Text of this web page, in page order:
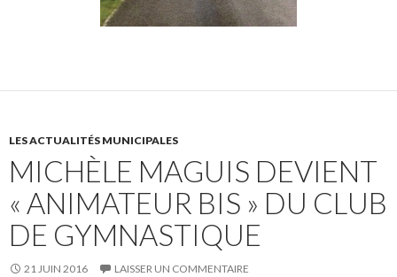
LES ACTUALITÉS MUNICIPALES
MICHÈLE MAGUIS DEVIENT
« ANIMATEUR BIS » DU CLUB
DE GYMNASTIQUE
21 JUIN 2016 LAISSER UN COMMENTAIRE